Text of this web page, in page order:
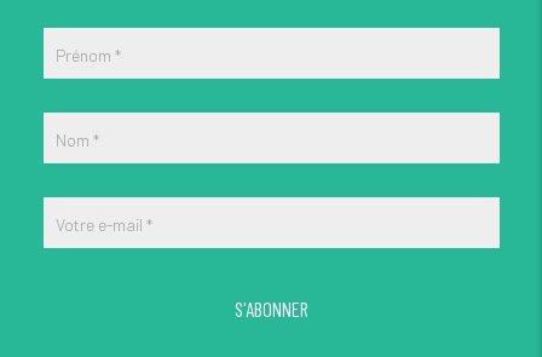
Prénom *
Nom *
Votre e-mail *
S'ABONNER